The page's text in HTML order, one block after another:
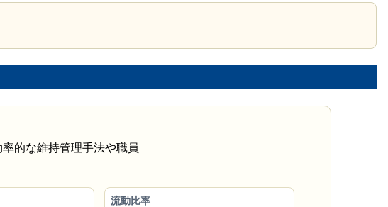
的な維持管理手法や職員
流動比率